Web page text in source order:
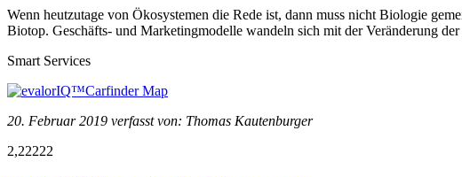
Wenn heutzutage von Ökosystemen die Rede ist, dann muss nicht Biologie
Biotop. Geschäfts- und Marketingmodelle wandeln sich mit der Veränderung
Smart Services
20. Februar 2019 verfasst von: Thomas Kautenburger
2,22222